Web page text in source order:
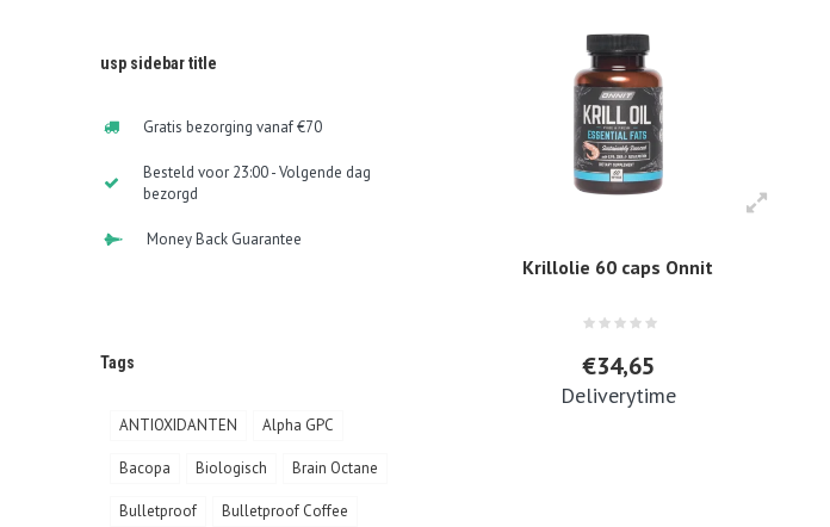
usp sidebar title
Gratis bezorging vanaf €70
Besteld voor 23:00 - Volgende dag
bezorgd
Money Back Guarantee
Tags
ANTIOXIDANTEN Alpha GPC
Bacopa Biologisch Brain Octane
Bulletproof Bulletproof Coffee
Krillolie 60 caps Onnit
€34,65
Deliverytime